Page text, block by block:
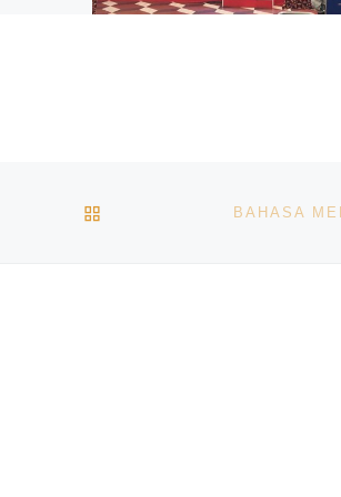
BACK TO POST LIST